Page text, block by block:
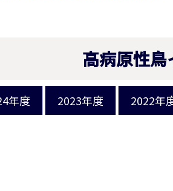
高病原性
年度 2023年度 2022年